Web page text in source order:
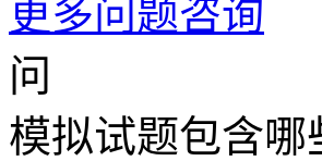
更多问题咨询
问
模拟试题包含哪